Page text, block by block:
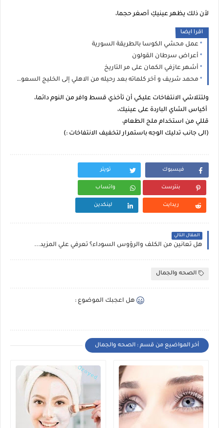
لأن ذلك يظهر عينيكِ أصغر حجما،
اقرا ايضا
عمل محشي الكوسا بالطريقة السورية
أعراض سرطان القولون
أشهر عازفي الكمان على مر التاريخ
محمد شريف و آخر كلماته بعد رحيله من الاهلي إلى الخليج السعودي
ولتتلاشي الانتفاخات عليكي أن تأخذي قسط وافر من النوم دائما،
أكياس الشاي الباردة على عينيك،
قللي من استخدام ملح الطعام،
(الى جانب تدليك الوجه باستمرار لتخفيف الانتفاخات :)
فيسبوك تويتر
بنترست واتساب
ريدايت لينكدين
المقال التالي
هل تعانين من الكلف والرؤوس السوداء؟ تعرفي علي المزيد...
الصحه والجمال
هل اعجبك الموضوع :
أخر المواضيع من قسم : الصحه والجمال